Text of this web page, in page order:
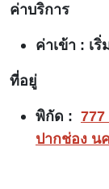
ค่าบริการ
ค่าเข้า : เริ่
ที่อยู่
พิกัด :
ปากช่อง น